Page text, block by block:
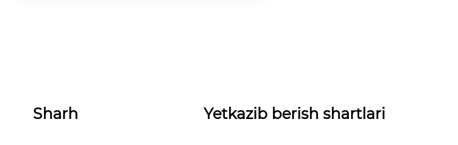
Sharh Yetkazib berish shartlari